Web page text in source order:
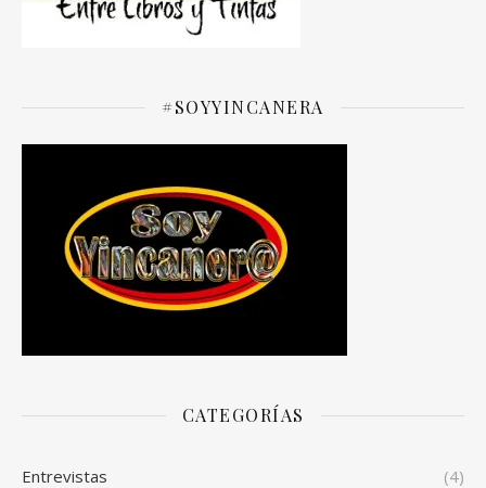
#SOYYINCANERA
CATEGORÍAS
Entrevistas (4)